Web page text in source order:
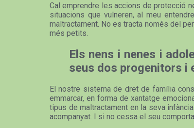
Cal emprendre les accions de protecció
situacions que vulneren, al meu
maltractament. No es tracta només del
més petits.
Els nens i nenes i
seus dos progenitors i
El nostre sistema de dret de família
emmarcar, en forma de xantatge
tipus de maltractament en la seva
acompanyat. I si no cessa el seu